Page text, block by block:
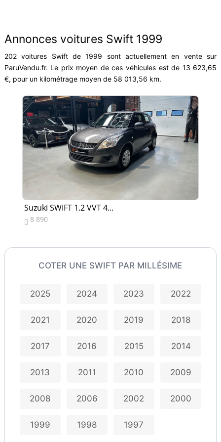
Annonces voitures Swift 1999
202 voitures Swift de 1999 sont actuellement en vente sur
ParuVendu.fr. Le prix moyen de ces véhicules est de 13 623,65
€, pour un kilométrage moyen de 58 013,56 km.
Suzuki SWIFT 1.2 VVT 4...
 8 890
COTER UNE SWIFT PAR MILLÉSIME
2025 2024 2023 2022
2021 2020 2019 2018
2017 2016 2015 2014
2013 2011 2010 2009
2008 2006 2002 2000
1999 1998 1997